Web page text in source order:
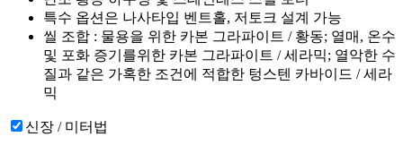
특수 옵션은 나사타입 벤트홀, 저토크 설계 가능
씰 조합 : 물용을 위한 카본 그라파이트 / 황동; 열매, 온수
및 포화 증기를위한 카본 그라파이트 / 세라믹; 열악한 수
질과 같은 가혹한 조건에 적합한 텅스텐 카바이드 / 세라
믹
신장 / 미터법